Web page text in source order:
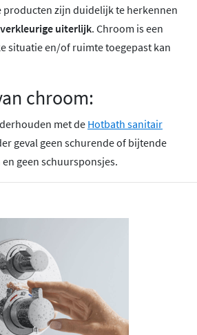
producten zijn duidelijk te herkennen
uiterlijk. Chroom is een
situatie en/of ruimte toegepast kan
chroom:
met de Hotbath sanitair
geval geen schurende of bijtende
geen schuursponsjes.